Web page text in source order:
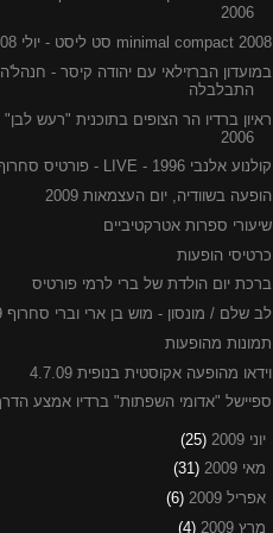
2006
minimal compact 2008 סט ליסט - יולי 2008
במועדון הברזילאי עם יהודה קיסר - חנהל'ה
התבלבלה
ראיון ברדיו הר הצופים בתוכנית "רעש לבן"
2006
קולנוע אלנבי 1996 - LIVE - פורטיס סחרוף
הופעה בשוודיה, יום העצמאות 2009
שיעורי ספרות אטרקטיביים
כרטיסי הופעות
ברכת יום הולדת של ברי לרמי פורטיס
לב שלם / מונסון - מוש בן ארי וברי סחרוף 6.7.09
תמונות מהופעות
וידאו מהופעה אקוסטית בנופית 4.7.09
ספיישל "אדומי השפתות" ברדיו אמצע
יוני 2009
(25)
מאי 2009
(31)
אפריל 2009
(6)
מרץ 2009 (4)